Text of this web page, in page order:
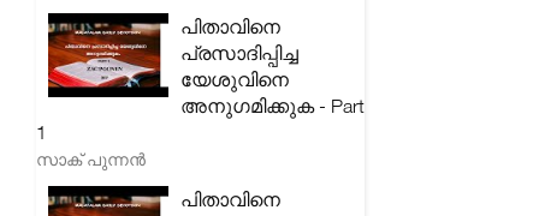
പിതാവിനെ
പ്രസാദിപ്പിച്ച
യേശുവിനെ
അനുഗമിക്കുക - Part
1
സാക് പുന്നൻ
പിതാവിനെ